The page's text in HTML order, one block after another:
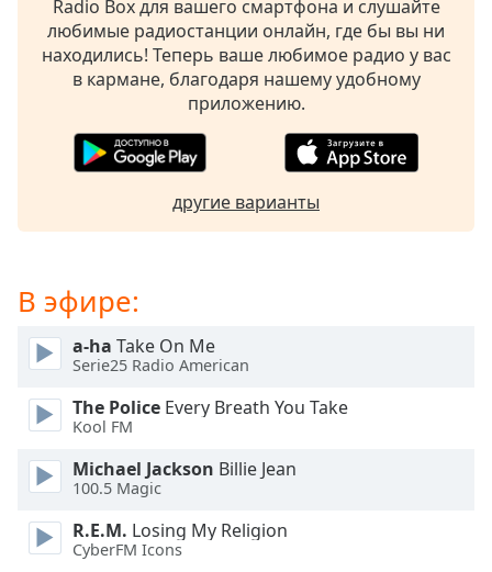
subtitles
settings
dialog
subtitles
selected
Fullscreen
modal
window.
Beginning
dialog
window.
Radio Box для вашего смартфона и слушайте
любимые радиостанции онлайн, где бы вы ни
находились! Теперь ваше любимое радио у вас
в кармане, благодаря нашему удобному
приложению.
другие варианты
В эфире:
a-ha Take On Me
Serie25 Radio American
The Police Every Breath You Take
Kool FM
Michael Jackson Billie Jean
100.5 Magic
R.E.M. Losing My Religion
CyberFM Icons